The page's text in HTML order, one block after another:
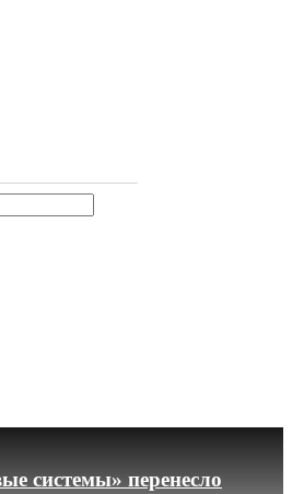
системы» перенесло